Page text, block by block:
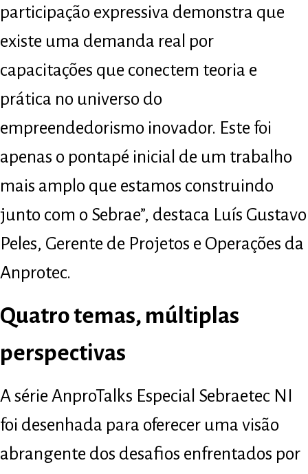
participação expressiva demonstra que
existe uma demanda real por
capacitações que conectem teoria e
prática no universo do
empreendedorismo inovador. Este foi
apenas o pontapé inicial de um trabalho
mais amplo que estamos construindo
junto com o Sebrae”, destaca Luís Gustavo
Peles, Gerente de Projetos e Operações da
Anprotec.
Quatro temas, múltiplas
perspectivas
A série AnproTalks Especial Sebraetec NI
foi desenhada para oferecer uma visão
abrangente dos desafios enfrentados por